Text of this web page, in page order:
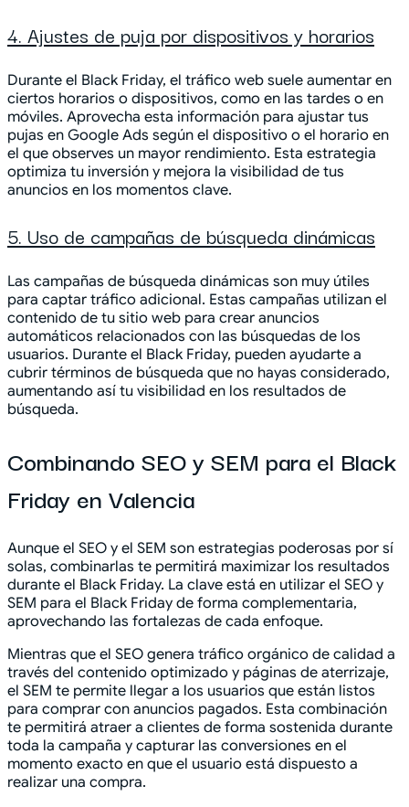
4. Ajustes de puja por dispositivos y horarios
Durante el Black Friday, el tráfico web suele aumentar en
ciertos horarios o dispositivos, como en las tardes o en
móviles. Aprovecha esta información para ajustar tus
pujas en Google Ads según el dispositivo o el horario en
el que observes un mayor rendimiento. Esta estrategia
optimiza tu inversión y mejora la visibilidad de tus
anuncios en los momentos clave.
5. Uso de campañas de búsqueda dinámicas
Las campañas de búsqueda dinámicas son muy útiles
para captar tráfico adicional. Estas campañas utilizan el
contenido de tu sitio web para crear anuncios
automáticos relacionados con las búsquedas de los
usuarios. Durante el Black Friday, pueden ayudarte a
cubrir términos de búsqueda que no hayas considerado,
aumentando así tu visibilidad en los resultados de
búsqueda.
Combinando SEO y SEM para el Black
Friday en Valencia
Aunque el SEO y el SEM son estrategias poderosas por sí
solas, combinarlas te permitirá maximizar los resultados
durante el Black Friday. La clave está en utilizar el SEO y
SEM para el Black Friday de forma complementaria,
aprovechando las fortalezas de cada enfoque.
Mientras que el SEO genera tráfico orgánico de calidad a
través del contenido optimizado y páginas de aterrizaje,
el SEM te permite llegar a los usuarios que están listos
para comprar con anuncios pagados. Esta combinación
te permitirá atraer a clientes de forma sostenida durante
toda la campaña y capturar las conversiones en el
momento exacto en que el usuario está dispuesto a
realizar una compra.